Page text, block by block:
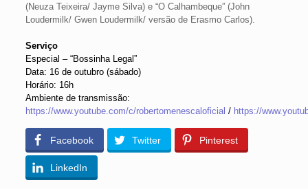
(Neuza Teixeira/ Jayme Silva) e “O Calhambeque” (John
Loudermilk/ Gwen Loudermilk/ versão de Erasmo Carlos).
Serviço
Especial – “Bossinha Legal”
Data: 16 de outubro (sábado)
Horário: 16h
Ambiente de transmissão:
https://www.youtube.com/c/robertomenescaloficial / https://
Facebook Twitter Pinterest
LinkedIn